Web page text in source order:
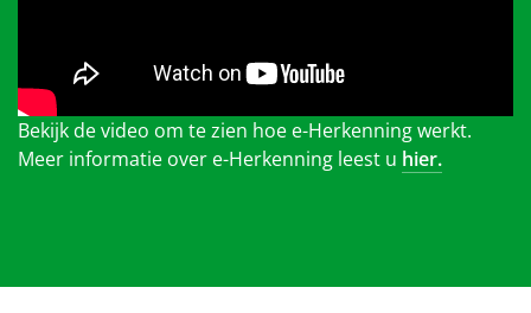
Bekijk de video om te zien hoe e-Herkenning werkt.
Meer informatie over e-Herkenning leest u hier.